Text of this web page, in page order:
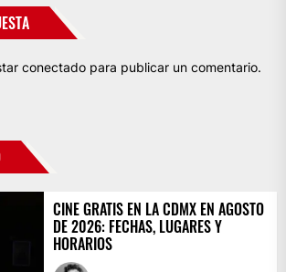
conectado para publicar un comentario.
CINE GRATIS EN LA CDMX EN AGOSTO
DE 2026: FECHAS, LUGARES Y
HORARIOS